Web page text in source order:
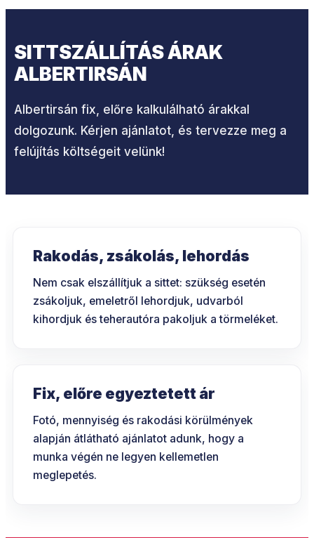
SITTSZÁLLÍTÁS ÁRAK
ALBERTIRSÁN
Albertirsán fix, előre kalkulálható árakkal
dolgozunk. Kérjen ajánlatot, és tervezze meg a
felújítás költségeit velünk!
Rakodás, zsákolás, lehordás
Nem csak elszállítjuk a sittet: szükség esetén
zsákoljuk, emeletről lehordjuk, udvarból
kihordjuk és teherautóra pakoljuk a törmeléket.
Fix, előre egyeztetett ár
Fotó, mennyiség és rakodási körülmények
alapján átlátható ajánlatot adunk, hogy a
munka végén ne legyen kellemetlen
meglepetés.